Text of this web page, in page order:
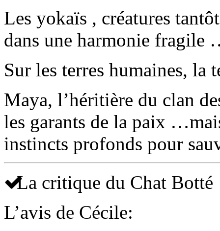
Les yokaïs , créatures
dans une harmonie fragile
Sur les terres humaines,
Maya, l’héritière du clan
les garants de la paix
instincts profonds pour
La critique du Chat Botté
L’avis de Cécile: